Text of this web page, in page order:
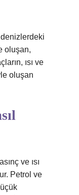
oluşan,
ısı ve
oluşan
ve ısı
Petrol ve